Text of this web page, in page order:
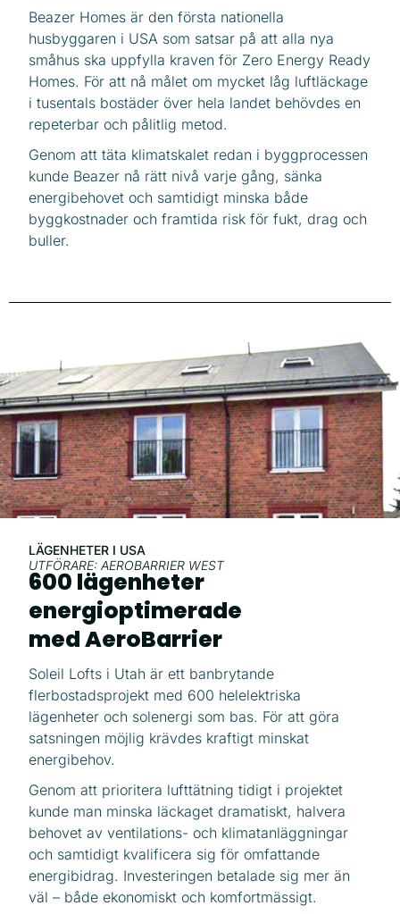
Beazer Homes är den första nationella
husbyggaren i USA som satsar på att alla nya
småhus ska uppfylla kraven för Zero Energy Ready
Homes. För att nå målet om mycket låg luftläckage
i tusentals bostäder över hela landet behövdes en
repeterbar och pålitlig metod.
Genom att täta klimatskalet redan i byggprocessen
kunde Beazer nå rätt nivå varje gång, sänka
energibehovet och samtidigt minska både
byggkostnader och framtida risk för fukt, drag och
buller.
LÄGENHETER I USA
UTFÖRARE: AEROBARRIER WEST
600 lägenheter
energioptimerade
med AeroBarrier
Soleil Lofts i Utah är ett banbrytande
flerbostadsprojekt med 600 helelektriska
lägenheter och solenergi som bas. För att göra
satsningen möjlig krävdes kraftigt minskat
energibehov.
Genom att prioritera lufttätning tidigt i projektet
kunde man minska läckaget dramatiskt, halvera
behovet av ventilations- och klimatanläggningar
och samtidigt kvalificera sig för omfattande
energibidrag. Investeringen betalade sig mer än
väl – både ekonomiskt och komfortmässigt.